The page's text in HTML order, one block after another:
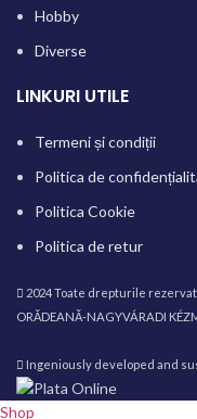
Hobby
Diverse
LINKURI UTILE
Termeni și condiții
Politica de
Politica Cookie
Politica de retur
2024 Toate drepturile
ORĂDEANĂ-NAGYVÁRADI
Ingeniously developed and
Shop